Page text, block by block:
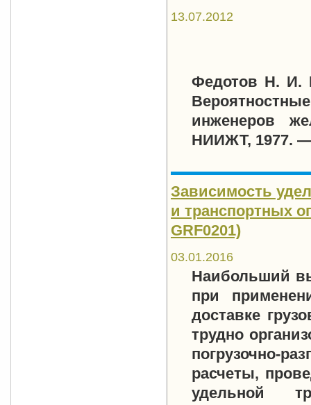
13.07.2012
Федотов Н. И.
инженеров
НИИЖТ, 1977. —
Зависимость
и транспортных
GRF0201)
03.01.2016
Наибольший
при
доставке
трудно
погрузочно-
расчеты,
удельной